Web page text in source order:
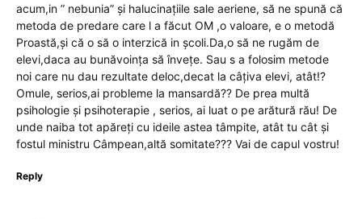
acum,in ” nebunia” și halucinațiile sale aeriene, să ne spună că
metoda de predare care l a făcut OM ,o valoare, e o metodă
Proastă,și că o să o interzică in școli.Da,o să ne rugăm de
elevi,daca au bunăvoința să învețe. Sau s a folosim metode
noi care nu dau rezultate deloc,decat la câțiva elevi, atât!?
Omule, serios,ai probleme la mansardă?? De prea multă
psihologie și psihoterapie , serios, ai luat o pe arătură rău! De
unde naiba tot apăreți cu ideile astea tâmpite, atât tu cât și
fostul ministru Câmpean,altă somitate??? Vai de capul vostru!
Reply